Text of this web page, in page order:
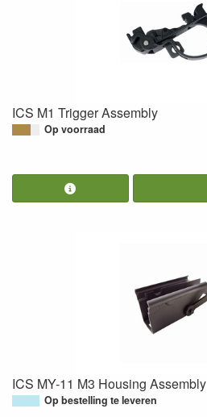
ICS M1 Trigger Assembly
Op voorraad
ICS MY-11 M3 Housing Assembly
Op bestelling te leveren